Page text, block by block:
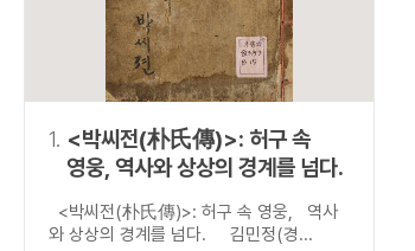
OR 정조 OR 정약용
NOT 정조 NOT 정약용
동시에 여러 개의 연산자를 사용할 수 있습니다.
1. <박씨전(朴氏傳)>: 허구 속
영웅, 역사와 상상의 경계를 넘다.
<박씨전(朴氏傳)>: 허구 속 영웅, 역사
와 상상의 경계를 넘다. 김민정(경...